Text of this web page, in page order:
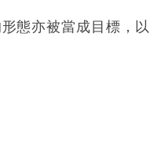
態亦被當成目標，以